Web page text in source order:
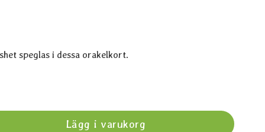
speglas i dessa orakelkort.
Lägg i varukorg